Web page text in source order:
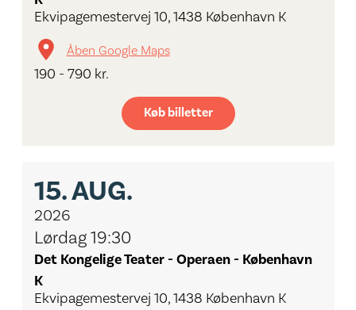
Ekvipagemestervej 10, 1438 København K
Åben Google Maps
190 - 790 kr.
Køb billetter
15.AUG.
2026
Lørdag 19:30
Det Kongelige Teater - Operaen - København
K
Ekvipagemestervej 10, 1438 København K